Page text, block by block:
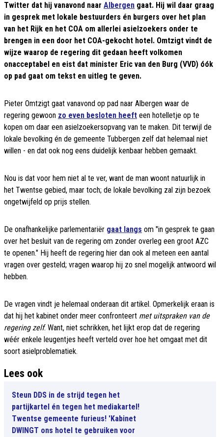
Twitter dat hij vanavond naar Albergen gaat. Hij wil daar graag
in gesprek met lokale bestuurders én burgers over het plan
van het Rijk en het COA om allerlei asielzoekers onder te
brengen in een door het COA-gekocht hotel. Omtzigt vindt de
wijze waarop de regering dit gedaan heeft volkomen
onacceptabel en eist dat minister Eric van den Burg (VVD) óók
op pad gaat om tekst en uitleg te geven.
Pieter Omtzigt gaat vanavond op pad naar Albergen waar de
regering gewoon zo even besloten heeft een hotelletje op te
kopen om daar een asielzoekersopvang van te maken. Dit terwijl de
lokale bevolking én de gemeente Tubbergen zelf dat helemaal niet
willen - en dat ook nog eens duidelijk kenbaar hebben gemaakt.
Nou is dat voor hem niet al te ver, want de man woont natuurlijk in
het Twentse gebied, maar toch; de lokale bevolking zal zijn bezoek
ongetwijfeld op prijs stellen.
De onafhankelijke parlementariër gaat langs om "in gesprek te gaan
over het besluit van de regering om zonder overleg een groot AZC
te openen." Hij heeft de regering hier dan ook al meteen een aantal
vragen over gesteld; vragen waarop hij zo snel mogelijk antwoord wil
hebben.
De vragen vindt je helemaal onderaan dit artikel. Opmerkelijk eraan is
dat hij het kabinet onder meer confronteert met uitspraken van de
regering zelf. Want, niet schrikken, het lijkt erop dat de regering
wéér enkele leugentjes heeft verteld over hoe het omgaat met dit
soort asielproblematiek.
Lees ook
Steun DDS in de strijd tegen het
partijkartel én tegen het mediakartel!
Twentse gemeente furieus! 'Kabinet
DWINGT ons hotel te gebruiken voor